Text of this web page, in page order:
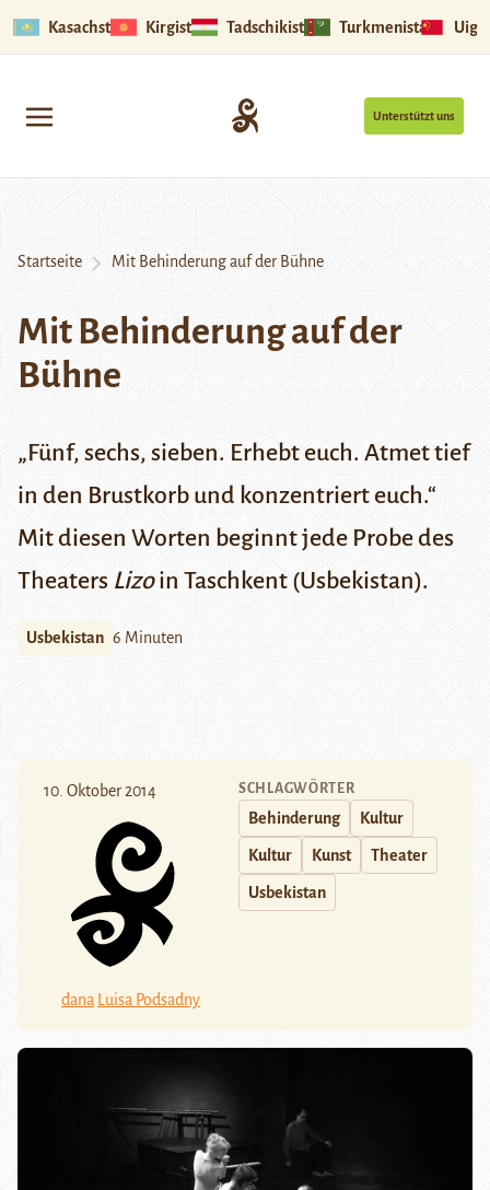
Kasachstan Kirgistan Tadschikistan Turkmenistan
Unterstützt uns
Startseite Mit Behinderung auf der Bühne
Mit Behinderung auf der
Bühne
„Fünf, sechs, sieben. Erhebt euch. Atmet tief
in den Brustkorb und konzentriert euch.“
Mit diesen Worten beginnt jede Probe des
Theaters Lizoin Taschkent (Usbekistan).
Usbekistan 6 Minuten
10. Oktober 2014
dana Luisa Podsadny
SCHLAGWÖRTER
Behinderung Kultur
Kultur Kunst Theater
Usbekistan